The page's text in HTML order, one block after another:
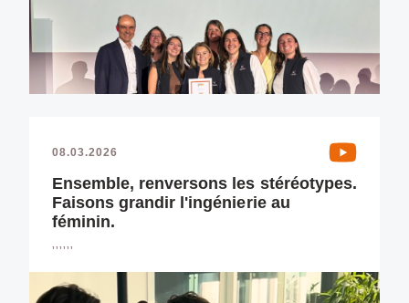
08.03.2026
Ensemble, renversons les stéréotypes.
Faisons grandir l'ingénierie au
féminin.
,,,,,,